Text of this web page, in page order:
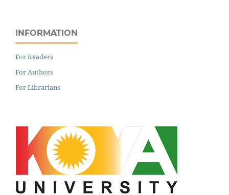
INFORMATION
For Readers
For Authors
For Librarians